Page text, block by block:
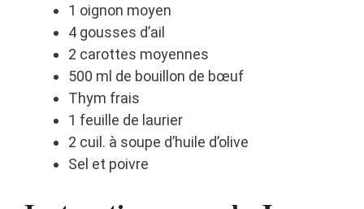
1 oignon moyen
4 gousses d’ail
2 carottes moyennes
500 ml de bouillon de bœuf
Thym frais
1 feuille de laurier
2 cuil. à soupe d’huile d’olive
Sel et poivre